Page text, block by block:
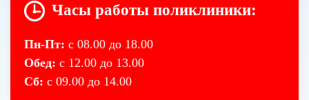
Часы работы поликлиники:
Пн-Пт: с 08.00 до 18.00
Обед: с 12.00 до 13.00
Сб: с 09.00 до 14.00